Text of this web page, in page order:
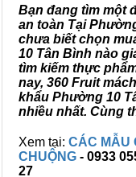
Bạn đang tìm một
an toàn Tại
chưa biết chọn
10 Tân Bình nào
tìm kiếm thực
nay, 360 Fruit
khẩu Phường 10
nhiều nhất. Cùng
Xem tại: CÁC MẪU
CHUỘNG - 0933
27